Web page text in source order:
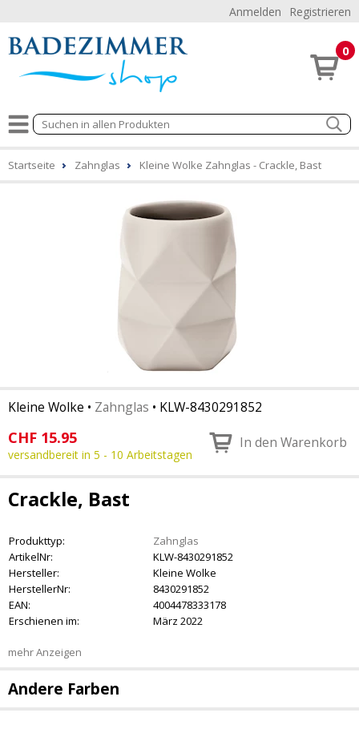
Anmelden Registrieren
0
Startseite Zahnglas Kleine Wolke Zahnglas - Crackle, Bast
Kleine Wolke • Zahnglas • KLW-8430291852
CHF 15.95
versandbereit in 5 - 10 Arbeitstagen
In den Warenkorb
Crackle, Bast
Produkttyp:
Zahnglas
ArtikelNr:
KLW-8430291852
Hersteller:
Kleine Wolke
HerstellerNr:
8430291852
EAN:
4004478333178
Erschienen im:
März 2022
mehr Anzeigen
Andere Farben